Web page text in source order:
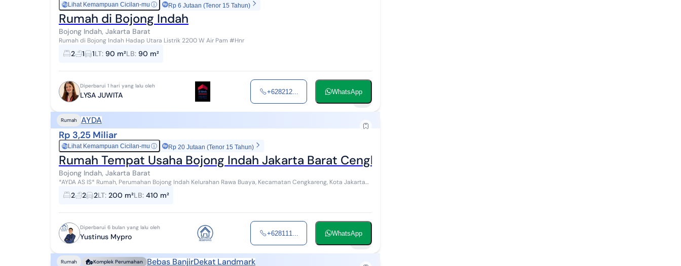
RpLihat Kemampuan Cicilan-mu ⓘ Rp 6 Jutaan (Tenor 15 Tahun)
Rumah di Bojong Indah
Bojong Indah, Jakarta Barat
Rumah di Bojong Indah Hadap Utara Listrik 2200 W Air Pam #Hnr
2 1 1LT: 90 m²LB: 90 m²
Diperbarui 1 hari yang lalu oleh
LYSA JUWITA +628212... WhatsApp
Rumah AYDA
Rp 3,25 Miliar
RpLihat Kemampuan Cicilan-mu ⓘ Rp 20 Jutaan (Tenor 15 Tahun)
Rumah Tempat Usaha Bojong Indah Jakarta Barat Cengkareng
Bojong Indah, Jakarta Barat
*AYDA AS IS* Rumah, Perumahan Bojong Indah Kelurahan Rawa Buaya, Kecamatan Cengkareng, Kota Jakarta
2 2 2LT: 200 m²LB: 410 m²
Diperbarui 6 bulan yang lalu oleh
Yustinus Mypro +628111... WhatsApp
Rumah Komplek Perumahan Bebas BanjirDekat Landmark